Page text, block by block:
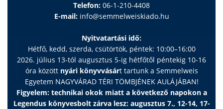
Telefon: 06-1-210-4408
E-mail: info@semmelweiskiado.hu
Nyitvatartási idő:
Hétfő, kedd, szerda, csütörtök, péntek: 10:00–16:00
2026. július 13-tól augusztus 5-ig hétfőtől péntekig 10-16
óra között nyári könyvvásárt tartunk a Semmelweis
Egyetem NAGYVÁRAD TÉRI TÖMBJÉNEK AULÁJÁBAN!
Figyelem: technikai okok miatt a következő napokon a
Legendus könyvesbolt zárva lesz: augusztus 7., 12-14, 17-